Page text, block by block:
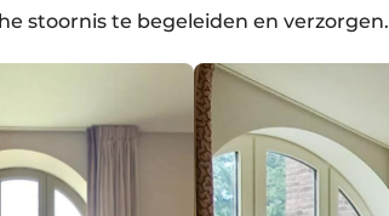
stoornis te begeleiden en verzorgen.